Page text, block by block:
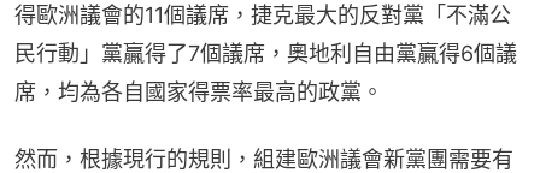
得歐洲議會的11個議席，捷克最大的反對黨「不滿公
民行動」黨贏得了7個議席，奧地利自由黨贏得6個議
席，均為各自國家得票率最高的政黨。
然而，根據現行的規則，組建歐洲議會新黨團需要有